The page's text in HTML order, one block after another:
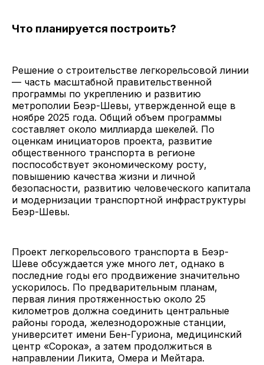
Что планируется построить?
Решение о строительстве легкорельсовой линии
— часть масштабной правительственной
программы по укреплению и развитию
метрополии Беэр-Шевы, утвержденной еще в
ноябре 2025 года. Общий объем программы
составляет около миллиарда шекелей. По
оценкам инициаторов проекта, развитие
общественного транспорта в регионе
поспособствует экономическому росту,
повышению качества жизни и личной
безопасности, развитию человеческого капитала
и модернизации транспортной инфраструктуры
Беэр-Шевы.
Проект легкорельсового транспорта в Беэр-
Шеве обсуждается уже много лет, однако в
последние годы его продвижение значительно
ускорилось. По предварительным планам,
первая линия протяженностью около 25
километров должна соединить центральные
районы города, железнодорожные станции,
университет имени Бен-Гуриона, медицинский
центр «Сорока», а затем продолжиться в
направлении Ликита, Омера и Мейтара.